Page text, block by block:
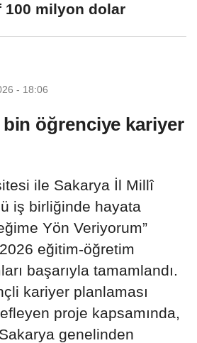
100 milyon dolar
- 18:06
bin öğrenciye kariyer
ile Sakarya İl Millî
iş birliğinde hayata
Yön Veriyorum”
eğitim-öğretim
başarıyla tamamlandı.
kariyer planlaması
proje kapsamında,
genelinden